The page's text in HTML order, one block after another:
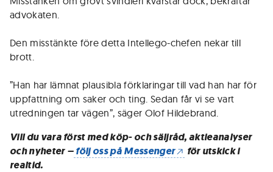
advokaten.
Den misstänkte före detta Intellego-chefen nekar till
brott.
”Han har lämnat plausibla förklaringar till vad han har för
uppfattning om saker och ting. Sedan får vi se vart
utredningen tar vägen”, säger Olof Hildebrand.
Vill du vara först med köp- och säljråd, aktieanalyser
och nyheter –följ oss på Messenger
för utskick i
realtid.